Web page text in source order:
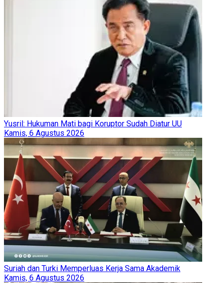
Yusril: Hukuman Mati bagi Koruptor Sudah Diatur UU
Kamis, 6 Agustus 2026
Suriah dan Turki Memperluas Kerja Sama Akademik
Kamis, 6 Agustus 2026